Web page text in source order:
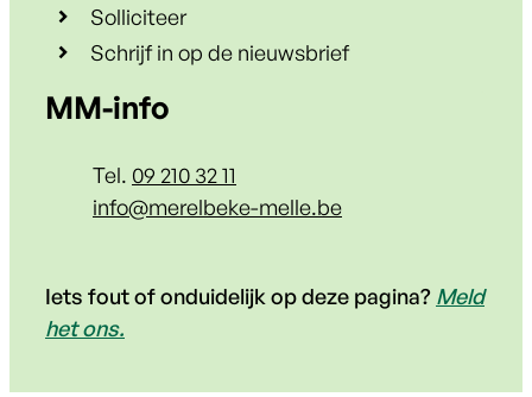
Solliciteer
Schrijf in op de nieuwsbrief
Contact & openingsuren
MM-info
09 210 32 11
E-mailinfo@merelbeke-melle.be
Iets fout of onduidelijk op deze pagina? Meld
het ons.